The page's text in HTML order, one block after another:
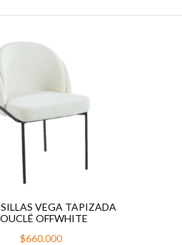
VEGA TAPIZADA
OFFWHITE
$660.000